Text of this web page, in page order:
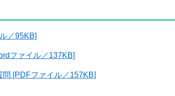
／95KB]
ファイル／137KB]
問 [PDFファイル／157KB]